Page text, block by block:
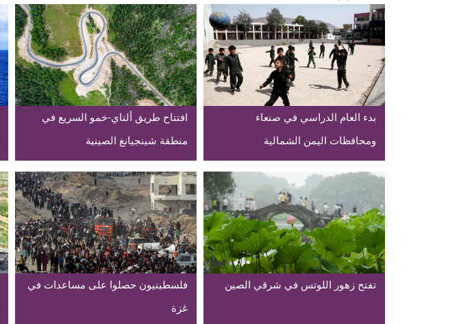
بدء العام الدراسي في صنعاء
ومحافظات اليمن الشمالية
افتتاح طريق ألتاي-خمو السريع في
منطقة شينجيانغ الصينية
تفتح زهور اللوتس في شرقي الصين
فلسطينيون حصلوا على مساعدات في
غزة